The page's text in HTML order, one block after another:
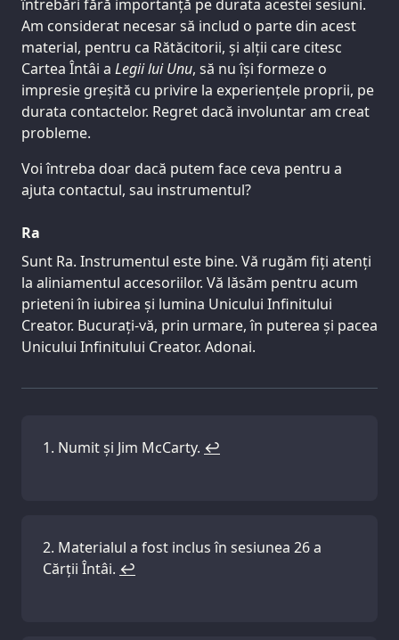
întrebări fără importanță pe durata acestei sesiuni.
Am considerat necesar să includ o parte din acest
material, pentru ca Rătăcitorii, și alții care citesc
Cartea Întâi a Legii lui Unu, să nu își formeze o
impresie greșită cu privire la experiențele proprii, pe
durata contactelor. Regret dacă involuntar am creat
probleme.
Voi întreba doar dacă putem face ceva pentru a
ajuta contactul, sau instrumentul?
Ra
Sunt Ra. Instrumentul este bine. Vă rugăm fiți atenți
la aliniamentul accesoriilor. Vă lăsăm pentru acum
prieteni în iubirea și lumina Unicului Infinitului
Creator. Bucurați-vă, prin urmare, în puterea și pacea
Unicului Infinitului Creator. Adonai.
Numit și Jim McCarty. ↩
Materialul a fost inclus în sesiunea 26 a
Cărții Întâi. ↩